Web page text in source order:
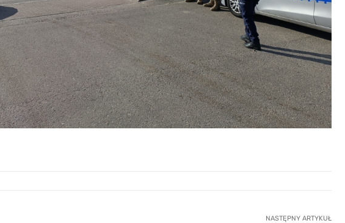
NASTĘPNY ARTYKUŁ